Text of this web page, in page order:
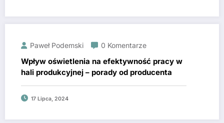
Paweł Podemski 0 Komentarze
Wpływ oświetlenia na efektywność pracy w
hali produkcyjnej – porady od producenta
17 Lipca, 2024